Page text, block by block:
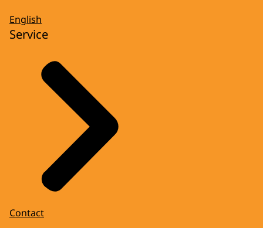
English
Service
Contact